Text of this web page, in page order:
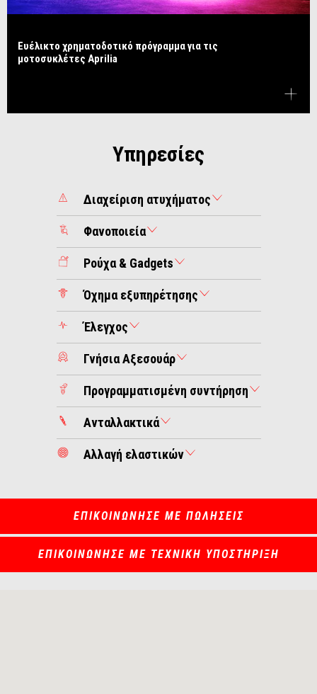
Ευέλικτο χρηματοδοτικό πρόγραμμα για τις
μοτοσυκλέτες Aprilia
Υπηρεσίες
Διαχείριση ατυχήματος
Φανοποιεία
Ρούχα & Gadgets
Όχημα εξυπηρέτησης
Έλεγχος
Γνήσια Αξεσουάρ
Προγραμματισμένη συντήρηση
Ανταλλακτικά
Αλλαγή ελαστικών
ΕΠΙΚΟΙΝΩΝΗΣΕ ΜΕ ΠΩΛΗΣΕΙΣ
ΕΠΙΚΟΙΝΩΝΗΣΕ ΜΕ ΤΕΧΝΙΚΗ ΥΠΟΣΤΗΡΙΞΗ